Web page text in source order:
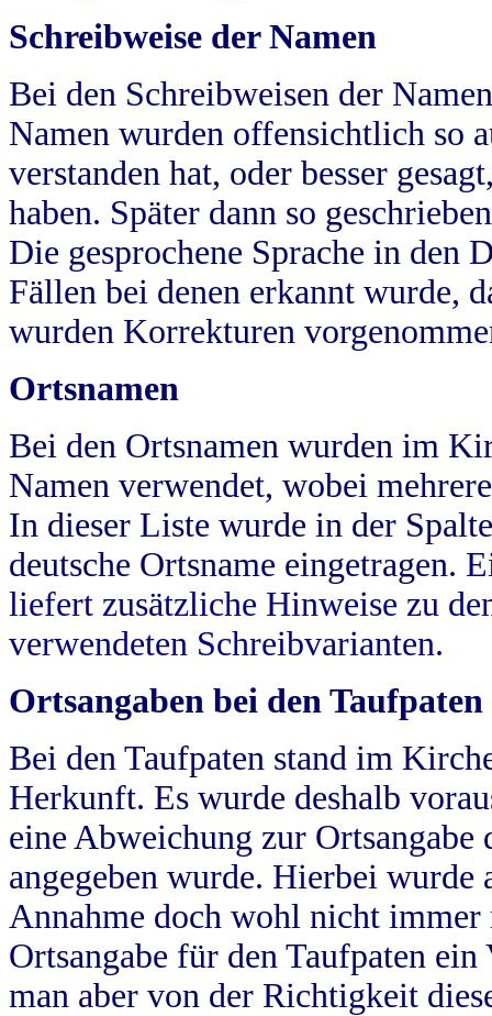
Schreibweise der Namen
Bei den Schreibweisen der
Namen wurden offensichtlich so
verstanden hat, oder besser
haben. Später dann so
Die gesprochene Sprache in
Fällen bei denen erkannt wurde,
wurden Korrekturen
Ortsnamen
Bei den Ortsnamen wurden im
Namen verwendet, wobei
In dieser Liste wurde in der
deutsche Ortsname eingetragen.
liefert zusätzliche Hinweise zu
verwendeten Schreibvarianten.
Ortsangaben bei den Taufpaten
Bei den Taufpaten stand im
Herkunft. Es wurde deshalb
eine Abweichung zur
angegeben wurde. Hierbei wurde
Annahme doch wohl nicht
Ortsangabe für den Taufpaten
man aber von der Richtigkeit